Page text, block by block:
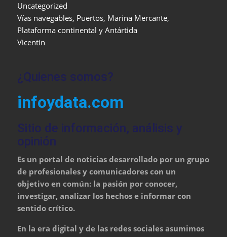
Uncategorized
Vías navegables, Puertos, Marina Mercante,
Plataforma continental y Antártida
Vicentin
¿Quienes somos?
infoydata.com
Sitio de información, análisis y
opinión
Es un portal de noticias desarrollado por un grupo
de profesionales y comunicadores con un
objetivo en común: la pasión por conocer,
investigar, analizar los hechos e informar con
sentido crítico.
En la era digital y de las redes sociales asumimos